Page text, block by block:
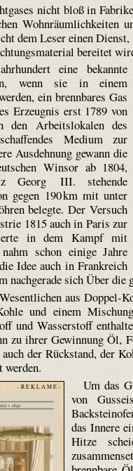
nicht bloß in
Wohnräumlichkeiten
dem Leser einen
bereitet
eine bekannte
wenn sie in einem
ein brennbares Gas
Erzeugnis erst 1789 von
den Arbeitslokalen des
Medium zur
Ausdehnung gewann die
Winsor ab 1804,
Georg III. stehende
gegen 190 km mit unter
belegte. Der Versuch
1815 auch in Paris zur
in dem Kampf mit
schon einige Jahre
Idee auch in Frankreich
nachgerade sich Über
aus Doppel-
und einem
und Wasserstoff
zu ihrer Gewinnung
der Rückstand, der
werden.
- R E K L A M E -
Um das
von
das Innere
Hitze